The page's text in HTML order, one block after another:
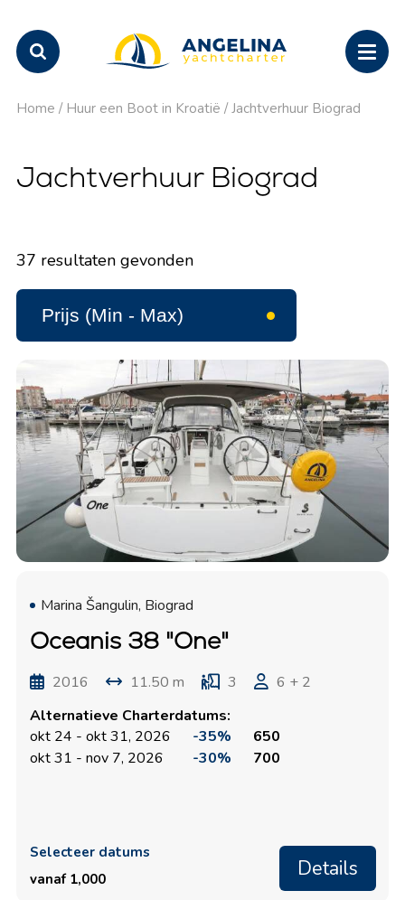
Home / Huur een Boot in Kroatië / Jachtverhuur Biograd
Jachtverhuur Biograd
37 resultaten gevonden
Marina Šangulin, Biograd
Oceanis 38 "One"
2016 11.50 m 3
6 + 2
Alternatieve Charterdatums:
okt 24 - okt 31, 2026
-35%
650
okt 31 - nov 7, 2026
-30% 700
Selecteer datums
vanaf 1,000
Details